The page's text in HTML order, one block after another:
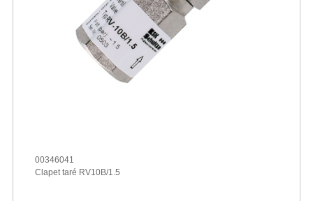
00346041
Clapet taré RV10B/1.5